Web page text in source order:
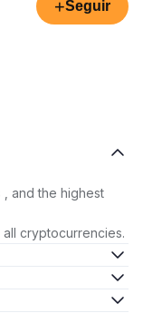
+Seguir
and the highest
cryptocurrencies.